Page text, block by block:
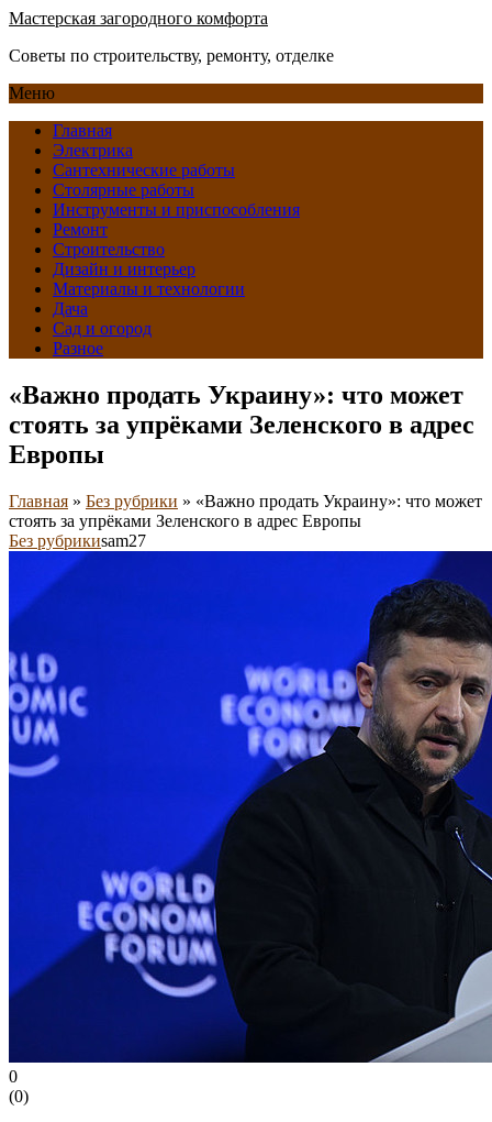
Мастерская загородного комфорта
Советы по строительству, ремонту, отделке
Меню
Главная
Электрика
Сантехнические работы
Столярные работы
Инструменты и приспособления
Ремонт
Строительство
Дизайн и интерьер
Материалы и технологии
Дача
Сад и огород
Разное
«Важно продать Украину»: что может
стоять за упрёками Зеленского в адрес
Европы
Главная » Без рубрики » «Важно продать Украину»: что может
стоять за упрёками Зеленского в адрес Европы
Без рубрикиsam27
0
(0)